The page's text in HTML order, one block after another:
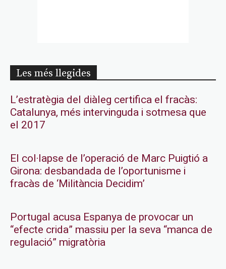
Les més llegides
L’estratègia del diàleg certifica el fracàs:
Catalunya, més intervinguda i sotmesa que
el 2017
El col·lapse de l’operació de Marc Puigtió a
Girona: desbandada de l’oportunisme i
fracàs de ‘Militància Decidim’
Portugal acusa Espanya de provocar un
“efecte crida” massiu per la seva “manca de
regulació” migratòria